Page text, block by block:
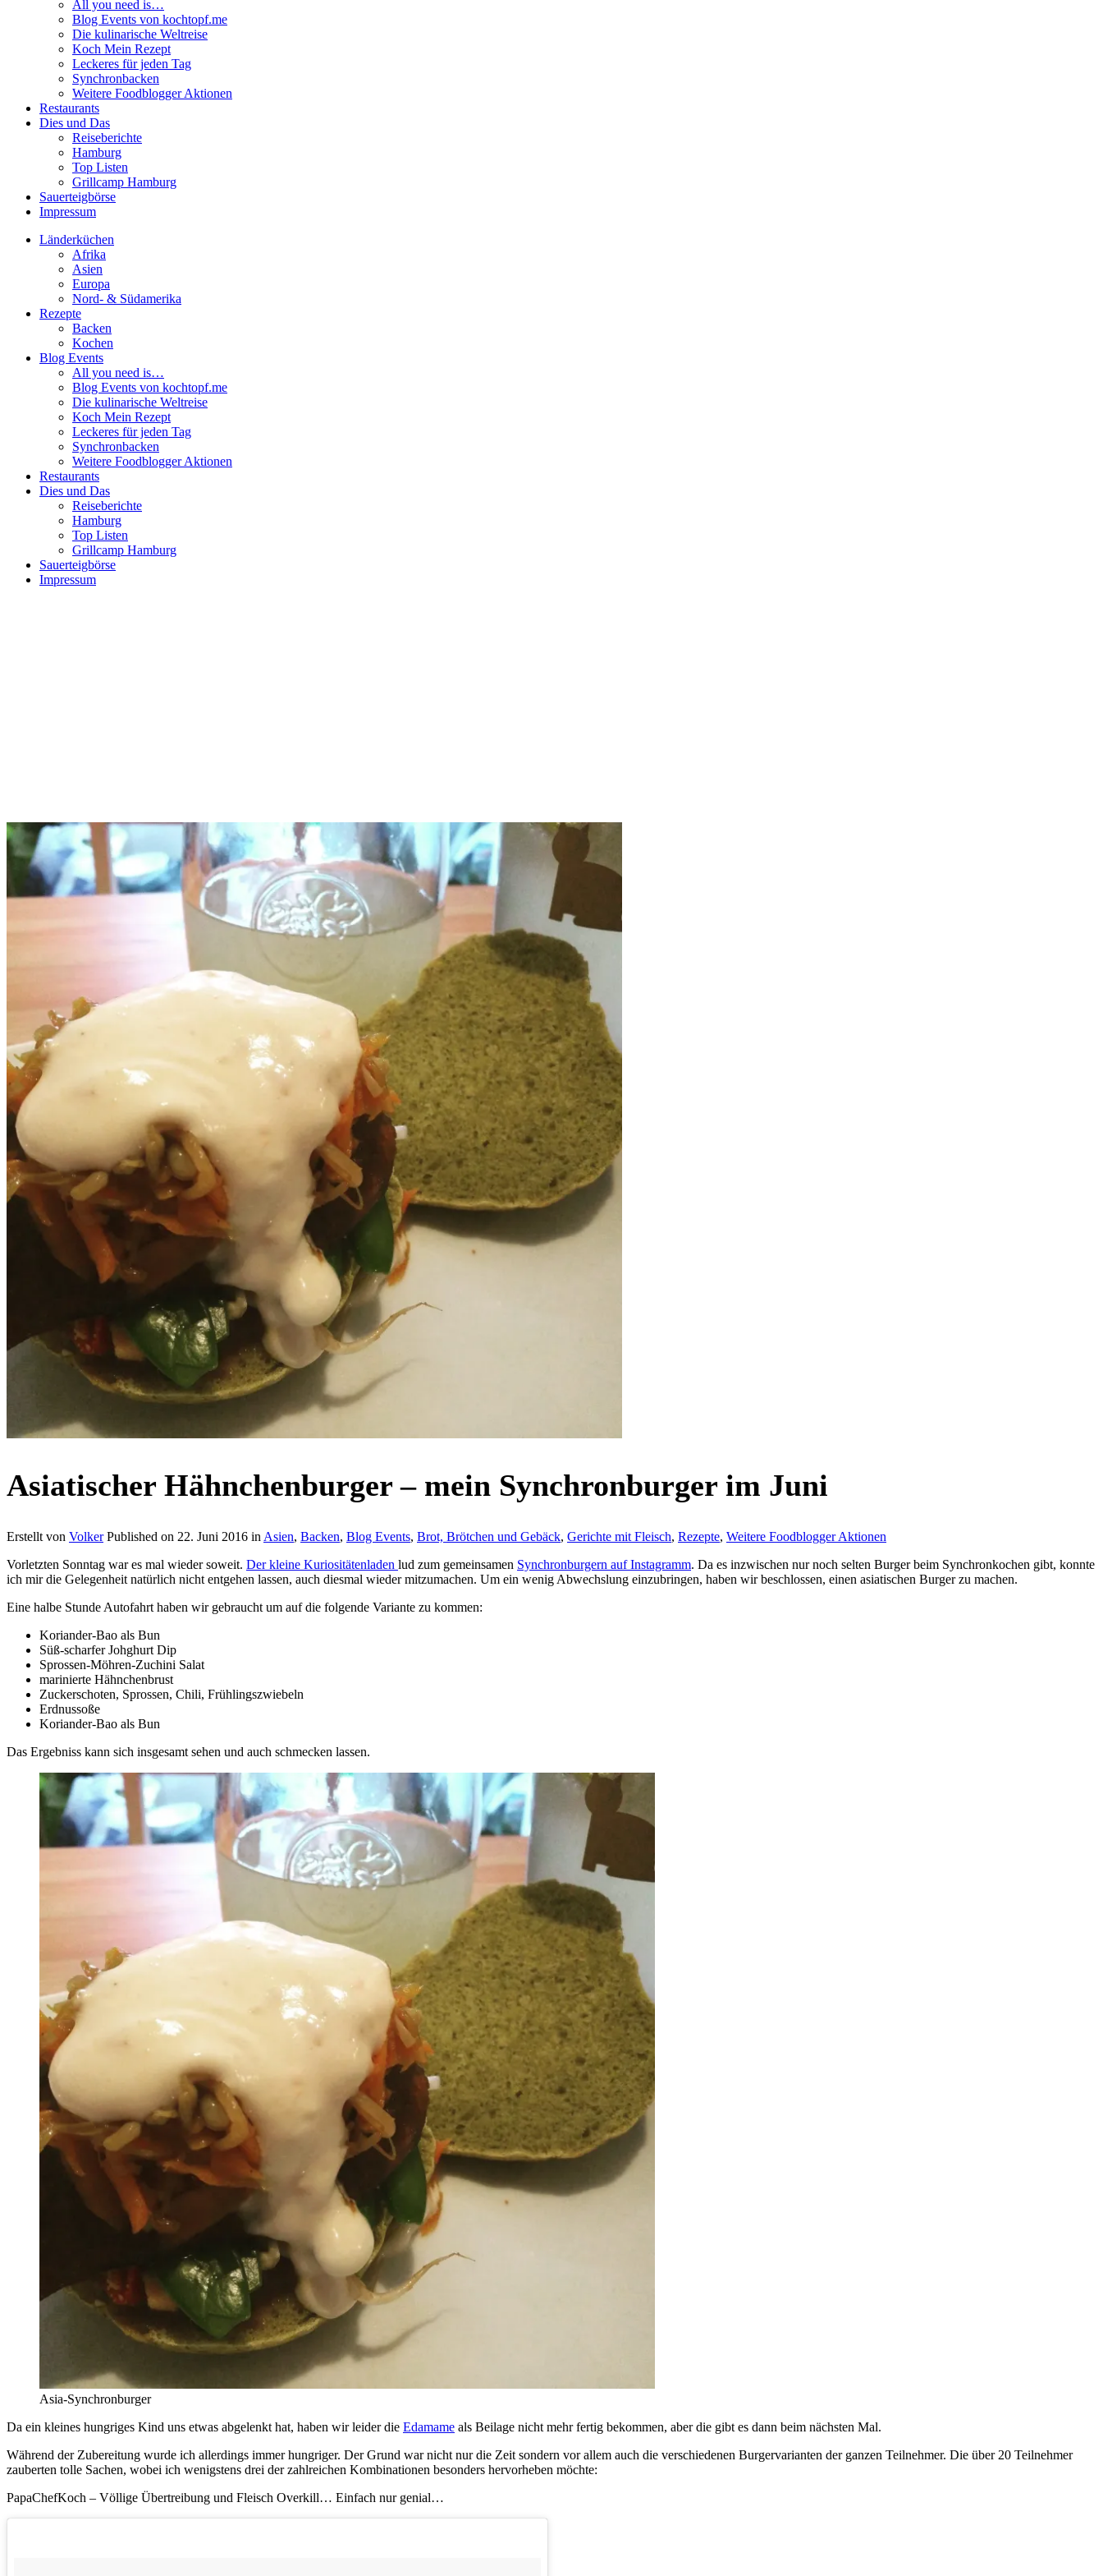
All you need is…
Blog Events von kochtopf.me
Die kulinarische Weltreise
Koch Mein Rezept
Leckeres für jeden Tag
Synchronbacken
Weitere Foodblogger Aktionen
Restaurants
Dies und Das
Reiseberichte
Hamburg
Top Listen
Grillcamp Hamburg
Sauerteigbörse
Impressum
Länderküchen
Afrika
Asien
Europa
Nord- & Südamerika
Rezepte
Backen
Kochen
Blog Events
All you need is…
Blog Events von kochtopf.me
Die kulinarische Weltreise
Koch Mein Rezept
Leckeres für jeden Tag
Synchronbacken
Weitere Foodblogger Aktionen
Restaurants
Dies und Das
Reiseberichte
Hamburg
Top Listen
Grillcamp Hamburg
Sauerteigbörse
Impressum
Asiatischer Hähnchenburger – mein Synchronburger im Juni
Erstellt von Volker Published on 22. Juni 2016 in Asien, Backen, Blog Events, Brot, Brötchen und Gebäck, Gerichte mit Fleisch, Rezepte, Weitere Foodblogger Aktionen
Vorletzten Sonntag war es mal wieder soweit. Der kleine Kuriositätenladen lud zum gemeinsamen Synchronburgern auf Instagramm. Da es inzwischen nur noch selten Burger beim Synchronkochen gibt, konnte
ich mir die Gelegenheit natürlich nicht entgehen lassen, auch diesmal wieder mitzumachen. Um ein wenig Abwechslung einzubringen, haben wir beschlossen, einen asiatischen Burger zu machen.
Eine halbe Stunde Autofahrt haben wir gebraucht um auf die folgende Variante zu kommen:
Koriander-Bao als Bun
Süß-scharfer Johghurt Dip
Sprossen-Möhren-Zuchini Salat
marinierte Hähnchenbrust
Zuckerschoten, Sprossen, Chili, Frühlingszwiebeln
Erdnussoße
Koriander-Bao als Bun
Das Ergebniss kann sich insgesamt sehen und auch schmecken lassen.
Asia-Synchronburger
Da ein kleines hungriges Kind uns etwas abgelenkt hat, haben wir leider die Edamame als Beilage nicht mehr fertig bekommen, aber die gibt es dann beim nächsten Mal.
Während der Zubereitung wurde ich allerdings immer hungriger. Der Grund war nicht nur die Zeit sondern vor allem auch die verschiedenen Burgervarianten der ganzen Teilnehmer. Die über 20 Teilnehmer
zauberten tolle Sachen, wobei ich wenigstens drei der zahlreichen Kombinationen besonders hervorheben möchte:
PapaChefKoch – Völlige Übertreibung und Fleisch Overkill… Einfach nur genial…